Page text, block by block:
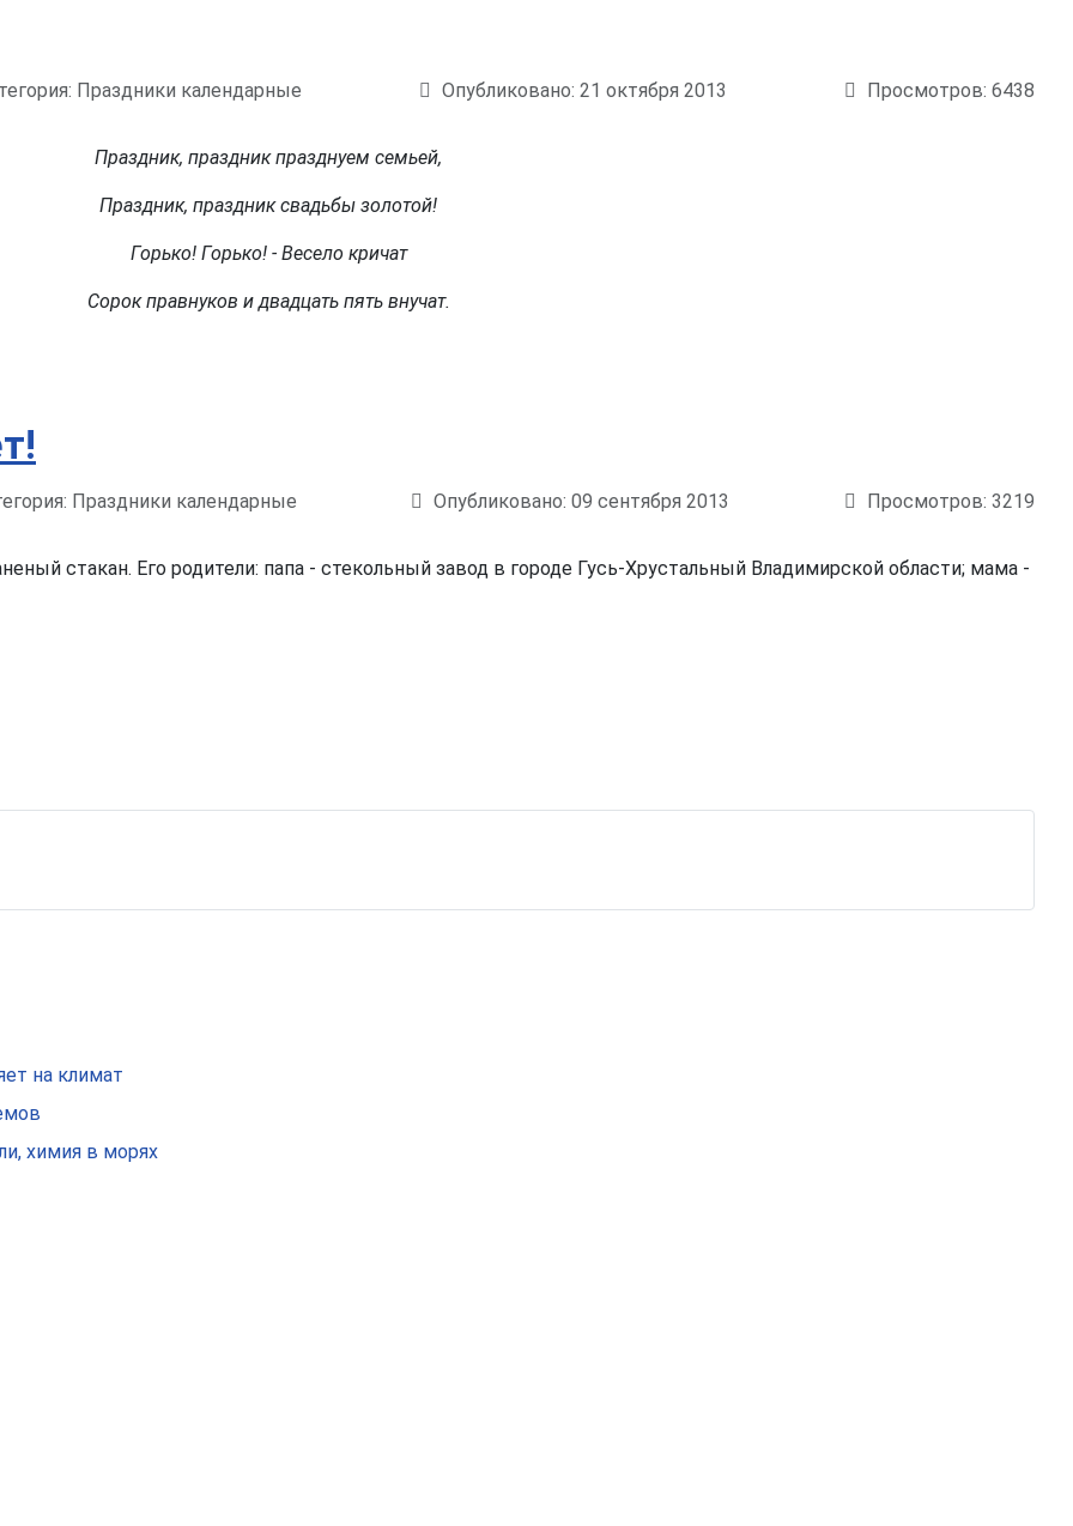
Праздники календарные Опубликовано: 21 октября 2013 Просмотров: 6438
Праздник, праздник празднуем семьей,
Праздник, праздник свадьбы золотой!
Горько! Горько! - Весело кричат
Сорок правнуков и двадцать пять внучат.
Праздники календарные Опубликовано: 09 сентября 2013 Просмотров: 3219
стакан. Его родители: папа - стекольный завод в городе Гусь-Хрустальный Владимирской области; мама -
на климат
химия в морях